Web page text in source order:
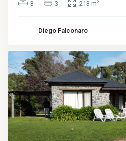
3 3 213 m2
Diego Falconaro